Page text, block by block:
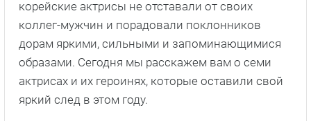
корейские актрисы не отставали от своих
коллег-мужчин и порадовали поклонников
дорам яркими, сильными и запоминающимися
образами. Сегодня мы расскажем вам о семи
актрисах и их героинях, которые оставили свой
яркий след в этом году.